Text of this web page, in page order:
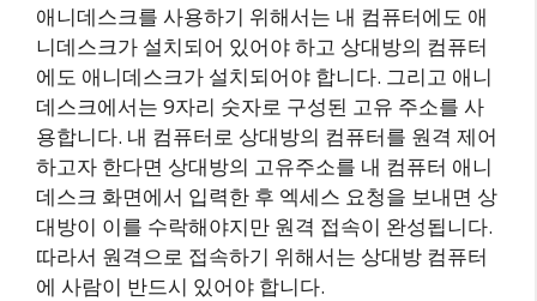
애니데스크를 사용하기 위해서는 내 컴퓨터에도 애
니데스크가 설치되어 있어야 하고 상대방의 컴퓨터
에도 애니데스크가 설치되어야 합니다. 그리고 애니
데스크에서는 9자리 숫자로 구성된 고유 주소를 사
용합니다. 내 컴퓨터로 상대방의 컴퓨터를 원격 제어
하고자 한다면 상대방의 고유주소를 내 컴퓨터 애니
데스크 화면에서 입력한 후 엑세스 요청을 보내면 상
대방이 이를 수락해야지만 원격 접속이 완성됩니다.
따라서 원격으로 접속하기 위해서는 상대방 컴퓨터
에 사람이 반드시 있어야 합니다.